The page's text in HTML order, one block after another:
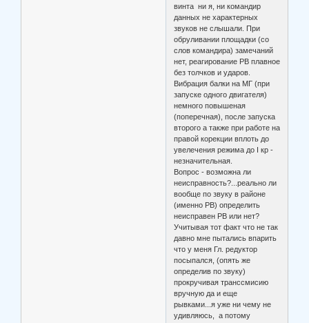
винта ни я, ни командир
данных не характерных
звуков не слышали. При
обруливании площадки (со
слов командира) замечаний
нет, реагирование РВ плавное
без толчков и ударов.
Вибрация балки на МГ (при
запуске одного двигателя)
немного повышеная
(поперечная), после запуска
второго а также при работе на
правой корекции вплоть до
увелечения режима до I кр -
незначительная.
Вопрос - возможна ли
неисправность?...реально ли
вообще по звуку в районе
(именно РВ) определить
неисправен РВ или нет?
Учитывая тот факт что не так
давно мне пытались впарить
что у меня Гл. редуктор
посыпался, (опять же
определив по звуку)
прокручивая транссмисию
вручную да и еще
рывками...я уже ни чему не
удивляюсь, а потому